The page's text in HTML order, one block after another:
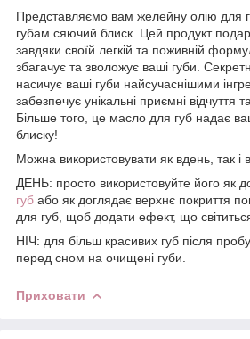
Представляємо вам желейну олію для
губам сяючий блиск. Цей продукт
завдяки своїй легкій та поживній
збагачує та зволожує ваші губи.
насичує ваші губи найсучаснішими
забезпечує унікальні приємні відчуття
Більше того, це масло для губ надає
блиску!
Можна використовувати як вдень, так і
ДЕНЬ: просто використовуйте його як
губ або як доглядає верхнє покриття
для губ, щоб додати ефект, що
НІЧ: для більш красивих губ після
перед сном на очищені губи.
Приховати